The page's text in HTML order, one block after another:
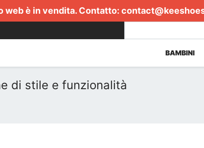
web è in vendita. Contatto:
BAMBINI
di stile e funzionalità